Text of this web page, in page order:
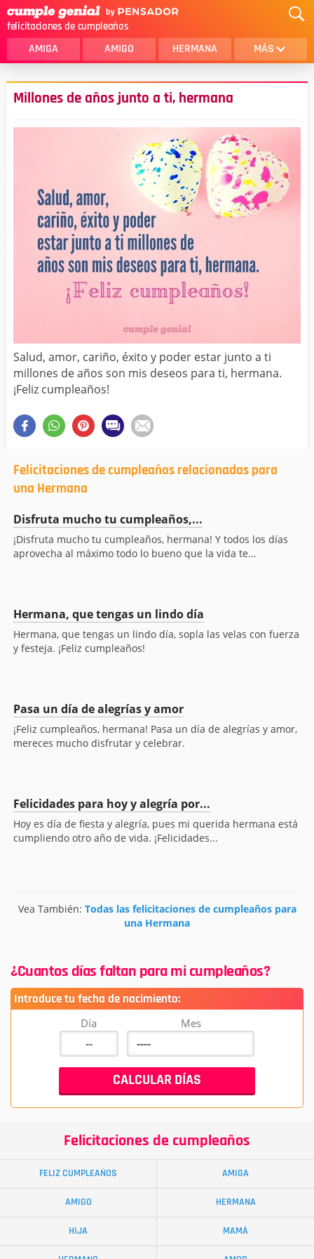
felicitaciones de cumpleaños
AMIGA AMIGO HERMANA MÁS
MAMA
AMOR
HIJA
HIJO
NOVIA
ESPOSO
PAPA
TIA
ALGUIEN ESPECIAL
PRIMO
Millones de años junto a ti, hermana
Salud, amor, cariño, éxito y poder estar junto a ti
millones de años son mis deseos para ti, hermana.
¡Feliz cumpleaños!
Felicitaciones de cumpleaños relacionadas para
una Hermana
Disfruta mucho tu cumpleaños,...
¡Disfruta mucho tu cumpleaños, hermana! Y todos los días
aprovecha al máximo todo lo bueno que la vida te...
Hermana, que tengas un lindo día
Hermana, que tengas un lindo día, sopla las velas con fuerza
y festeja. ¡Feliz cumpleaños!
Pasa un día de alegrías y amor
¡Feliz cumpleaños, hermana! Pasa un día de alegrías y amor,
mereces mucho disfrutar y celebrar.
Felicidades para hoy y alegría por...
Hoy es día de fiesta y alegría, pues mi querida hermana está
cumpliendo otro año de vida. ¡Felicidades...
Vea También: Todas las felicitaciones de cumpleaños para
una Hermana
¿Cuantos días faltan para mi cumpleaños?
Introduce tu fecha de nacimiento:
Día Mes
Felicitaciones de cumpleaños
FELIZ CUMPLEAÑOS AMIGA
AMIGO HERMANA
HIJA MAMÁ